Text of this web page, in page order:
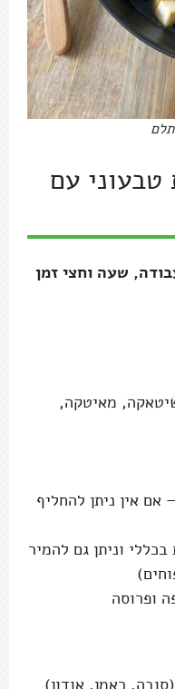
טבעוני עם
30 דקות עבודה, שעה וחצי זמן
(שיטאקה, מאיטקה,
– אם אין ניתן להחליף
בכללי וניתן גם להמיר
ופרוסה
ראמן, אודון)